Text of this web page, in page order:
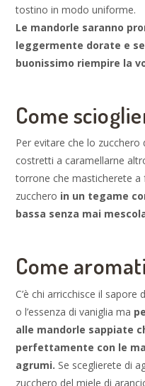
tostino in modo uniforme.
Le mandorle saranno
leggermente dorate e
buonissimo riempire la
Come
Per evitare che lo
costretti a caramellarne
torrone che masticherete a
zucchero in un tegame
bassa senza mai
Come
C’è chi arricchisce il
o l’essenza di vaniglia ma
alle mandorle sappiate
perfettamente con le
agrumi. Se sceglierete di
zucchero del miele di